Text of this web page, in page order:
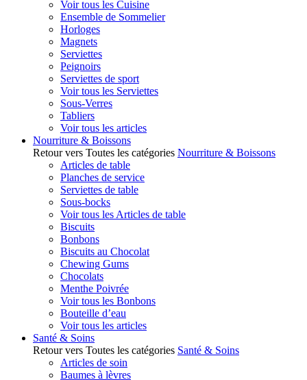
Voir tous les Cuisine
Ensemble de Sommelier
Horloges
Magnets
Serviettes
Peignoirs
Serviettes de sport
Voir tous les Serviettes
Sous-Verres
Tabliers
Voir tous les articles
Nourriture & Boissons
Retour vers Toutes les catégories Nourriture & Boissons
Articles de table
Planches de service
Serviettes de table
Sous-bocks
Voir tous les Articles de table
Biscuits
Bonbons
Biscuits au Chocolat
Chewing Gums
Chocolats
Menthe Poivrée
Voir tous les Bonbons
Bouteille d’eau
Voir tous les articles
Santé & Soins
Retour vers Toutes les catégories Santé & Soins
Articles de soin
Baumes à lèvres